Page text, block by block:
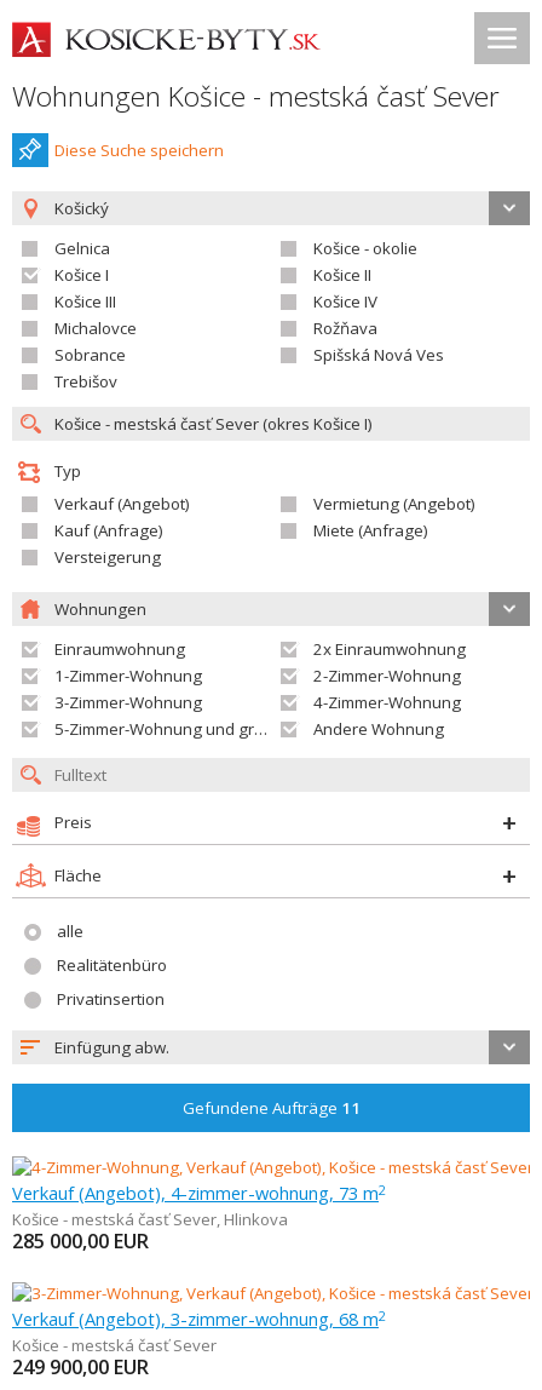
Wohnungen Košice - mestská časť Sever
Diese Suche speichern
Košický
Gelnica
Košice - okolie
Košice I
Košice II
Košice III
Košice IV
Michalovce
Rožňava
Sobrance
Spišská Nová Ves
Trebišov
Typ
Verkauf (Angebot)
Vermietung (Angebot)
Kauf (Anfrage)
Miete (Anfrage)
Versteigerung
Wohnungen
Einraumwohnung
2x Einraumwohnung
1-Zimmer-Wohnung
2-Zimmer-Wohnung
3-Zimmer-Wohnung
4-Zimmer-Wohnung
5-Zimmer-Wohnung und größer
Andere Wohnung
Preis
Fläche
alle
Realitätenbüro
Privatinsertion
Einfügung abw.
Gefundene Aufträge 11
Verkauf (Angebot), 4-zimmer-wohnung, 73 m2
Košice - mestská časť Sever, Hlinkova
285 000,00 EUR
Verkauf (Angebot), 3-zimmer-wohnung, 68 m2
Košice - mestská časť Sever
249 900,00 EUR